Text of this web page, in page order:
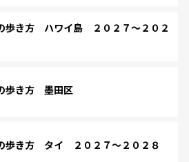
歩き方 ハワイ島 ２０２７～２０２
歩き方 墨田区
歩き方 タイ ２０２７～２０２８